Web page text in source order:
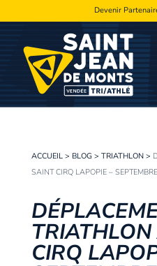
Devenir
ACCUEIL> BLOG > TRIATHLON>
SAINT CIRQ LAPOPIE –
CIRQ